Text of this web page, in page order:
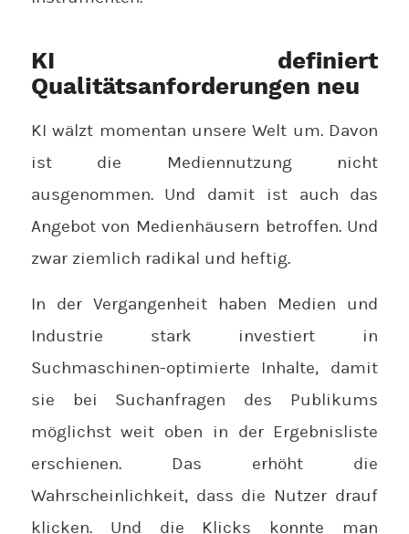
KI definiert
Qualitätsanforderungen neu
KI wälzt momentan unsere Welt um. Davon
ist die Mediennutzung nicht
ausgenommen. Und damit ist auch das
Angebot von Medienhäusern betroffen. Und
zwar ziemlich radikal und heftig.
In der Vergangenheit haben Medien und
Industrie stark investiert in
Suchmaschinen-optimierte Inhalte, damit
sie bei Suchanfragen des Publikums
möglichst weit oben in der Ergebnisliste
erschienen. Das erhöht die
Wahrscheinlichkeit, dass die Nutzer drauf
klicken. Und die Klicks konnte man